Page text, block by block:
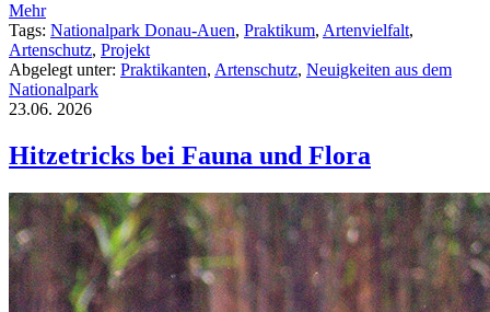
Mehr
Tags: Nationalpark Donau-Auen, Praktikum, Artenvielfalt,
Artenschutz, Projekt
Abgelegt unter: Praktikanten, Artenschutz, Neuigkeiten aus dem
Nationalpark
23.06. 2026
Hitzetricks bei Fauna und Flora